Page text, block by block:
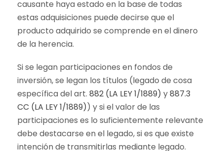
causante haya estado en la base de todas
estas adquisiciones puede decirse que el
producto adquirido se comprende en el dinero
de la herencia.
Si se legan participaciones en fondos de
inversión, se legan los títulos (legado de cosa
específica del art. 882 (LA LEY 1/1889) y887.3
CC (LA LEY 1/1889)) y si el valor de las
participaciones es lo suficientemente relevante
debe destacarse en el legado, si es que existe
intención de transmitirlas mediante legado.